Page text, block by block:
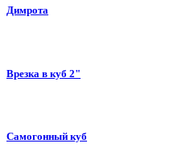
Димрота
Врезка в куб 2"
Самогонный куб